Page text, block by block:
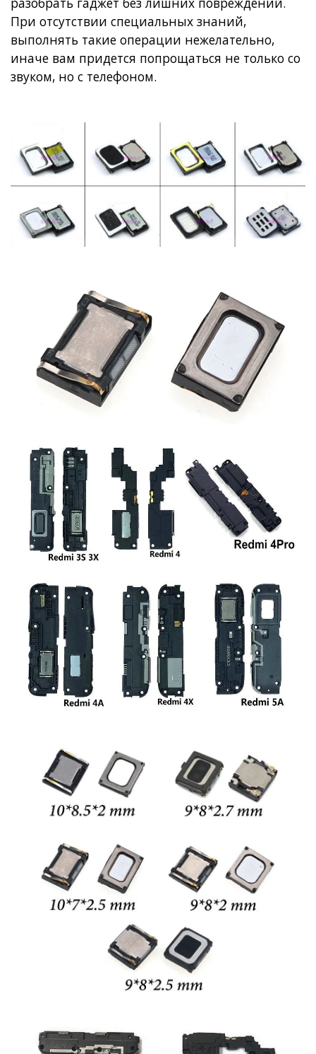
При отсутствии специальных знаний,
выполнять такие операции нежелательно,
иначе вам придется попрощаться не только со
звуком, но с телефоном.